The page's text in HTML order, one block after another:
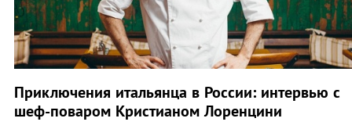
Приключения итальянца в России: интервью с
шеф-поваром Кристианом Лоренцини